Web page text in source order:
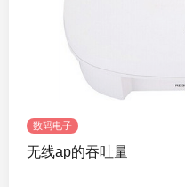
数码电子
无线ap的吞吐量